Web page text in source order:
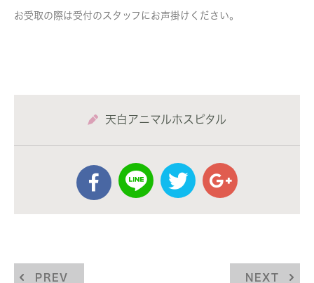
お受取の際は受付のスタッフにお声掛けください。
天白アニマルホスピタル
PREV NEXT